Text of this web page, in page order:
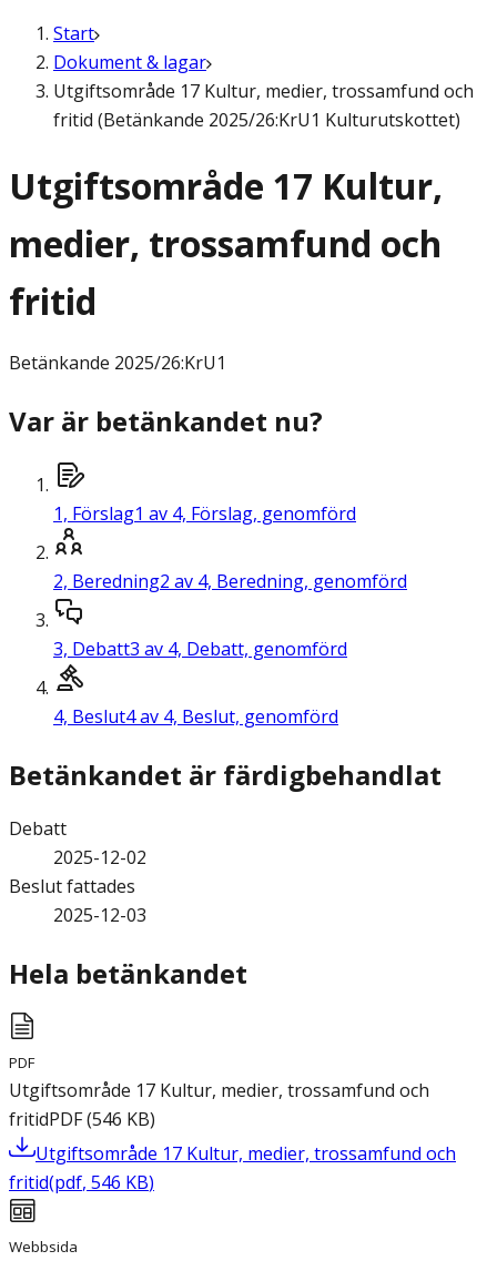
Start
Dokument & lagar
Utgiftsområde 17 Kultur, medier, trossamfund och
fritid (Betänkande 2025/26:KrU1 Kulturutskottet)
Utgiftsområde 17 Kultur,
medier, trossamfund och
fritid
Betänkande 2025/26:KrU1
Var är betänkandet nu?
1, Förslag1 av 4, Förslag, genomförd
2, Beredning2 av 4, Beredning, genomförd
3, Debatt3 av 4, Debatt, genomförd
4, Beslut4 av 4, Beslut, genomförd
Betänkandet är färdigbehandlat
Debatt
2025-12-02
Beslut fattades
2025-12-03
Hela betänkandet
PDF
Utgiftsområde 17 Kultur, medier, trossamfund och
fritidPDF(546 KB)
Utgiftsområde 17 Kultur, medier, trossamfund och
fritid(pdf, 546 KB)
Webbsida